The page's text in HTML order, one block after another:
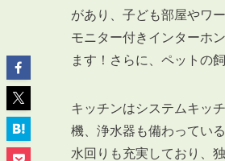
グループ会社紹介
採用情報
SERVICE管理オーナー様限定サー
管理オーナー様ご紹介制度
があり、子ども部屋やワ
モニター付きインターホ
ます！さらに、ペットの
キッチンはシステムキッ
機、浄水器も備わってい
水回りも充実しており、